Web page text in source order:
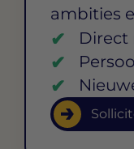
ambities
Direct